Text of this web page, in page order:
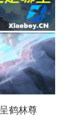
鹤林尊